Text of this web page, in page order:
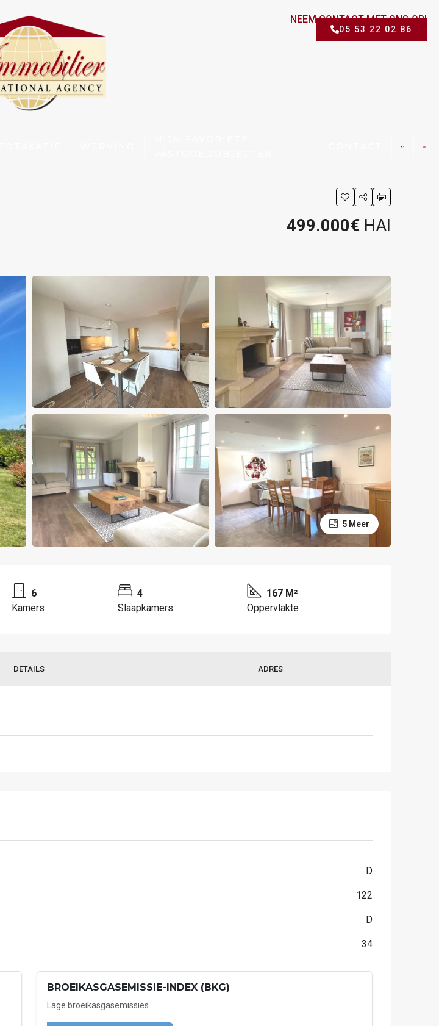
NEEM CONTACT MET ONS OP!
05 53 22 02 86
499.000€ HAI
5 Meer
6
Kamers
4
Slaapkamers
167 M²
Oppervlakte
DETAILS ADRES
D
122
D
34
BROEIKASGASEMISSIE-INDEX (BKG)
Lage broeikasgasemissies